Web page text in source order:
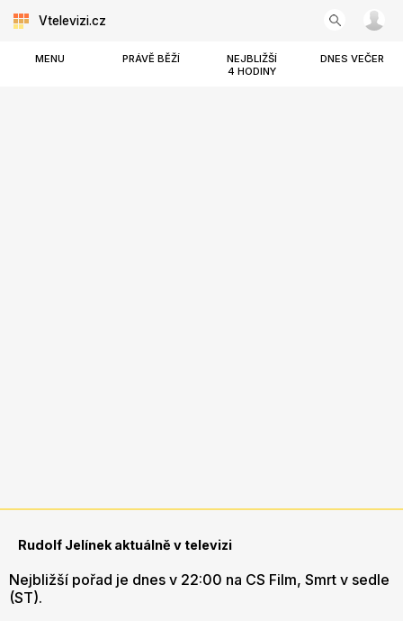
Vtelevizi.cz
MENU PRÁVĚ BĚŽÍ
NEJBLIŽŠÍ
4 HODINY
DNES VEČER
Rudolf Jelínek aktuálně v televizi
Nejbližší pořad je dnes v 22:00 na CS Film, Smrt v sedle
(ST).